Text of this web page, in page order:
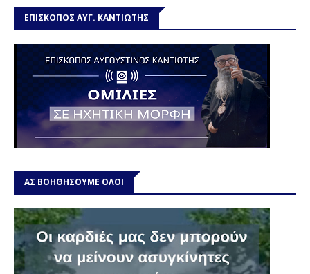
ΕΠΙΣΚΟΠΟΣ ΑΥΓ. ΚΑΝΤΙΩΤΗΣ
ΑΣ ΒΟΗΘΗΣΟΥΜΕ ΟΛΟΙ